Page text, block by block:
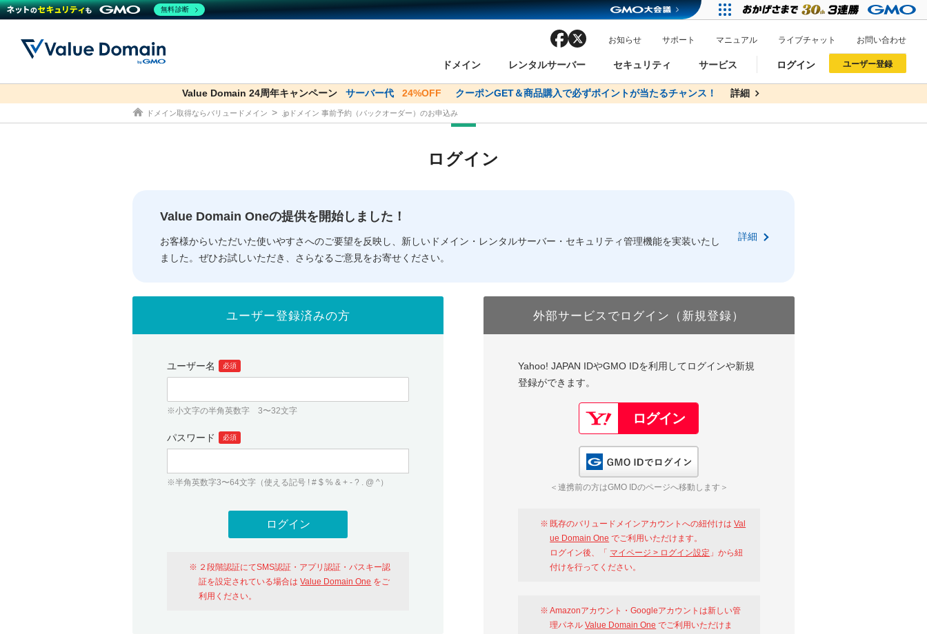
ドメイン
ドメイン ドメイン検索
ドメイン一括検索
人気ドメインの種類 WHOIS検索
レンタルサーバー
レンタルサーバー コアサーバー
セキュリティ
セキュリティ Value Domain ネットde診断
サービス
サービス お得意様割引
バリュードメインAPI
facebook お知らせ サポート マニュアル ライブチャット お問い合わせ
ログイン
従来のバリュードメインをご利用希望の方 おすすめ One レンタルサーバーを含む最新の機能を使う方
以下でもログイン可能
ユーザー登録
従来のバリュードメインをご利用希望の方 おすすめ One レンタルサーバーを含む最新の機能を使う方
以下でも登録可能
Value Domain 24周年キャンペーン サーバー代 24%OFF クーポンGET＆商品購入で必ずポイントが当たるチャンス！ 詳細
co.jpドメイン✕コアサーバーV2ビジネス応援キャンペーン サーバー料金1年間無料 詳細
ドメイン取得ならバリュードメイン .jpドメイン 事前予約（バックオーダー）のお申込み
ログイン
Value Domain Oneの提供を開始しました！
お客様からいただいた使いやすさへのご要望を反映し、新しいドメイン・レンタルサーバー・セキュリティ管理機能を実装いたし
ました。ぜひお試しいただき、さらなるご意見をお寄せください。
詳細
ユーザー登録済みの方
ユーザー名 必須
※小文字の半角英数字 3〜32文字
パスワード 必須
※半角英数字3〜64文字（使える記号 ! # $ % & + - ? . @ ^）
２段階認証にてSMS認証・アプリ認証・パスキー認
証を設定されている場合はValue Domain One をご
利用ください。
外部サービスでログイン（新規登録）
Yahoo! JAPAN IDやGMO IDを利用してログインや新規
登録ができます。
＜連携前の方はGMO IDのページへ移動します＞
既存のバリュードメインアカウントへの紐付けはVal
ue Domain One でご利用いただけます。
ログイン後、「 マイページ > ログイン設定 」から紐
付けを行ってください。
Amazonアカウント・Googleアカウントは新しい管
理パネルValue Domain One でご利用いただけま
無料診断